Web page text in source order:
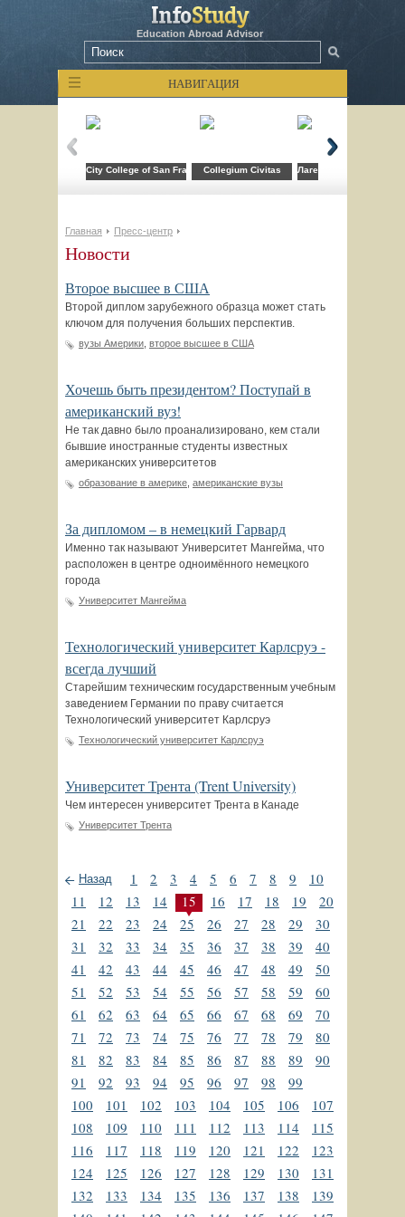
Education Abroad Advisor
НАВИГАЦИЯ
City College of San FranciscoCollegium Civitas Лагерь компьютерных
Главная Пресс-центр
Новости
Второе высшее в США
Второй диплом зарубежного образца может стать
ключом для получения больших перспектив.
вузы Америки второе высшее в США
Хочешь быть президентом? Поступай в
американский вуз!
Не так давно было проанализировано, кем стали
бывшие иностранные студенты известных
американских университетов
образование в америке американские вузы
За дипломом – в немецкий Гарвард
Именно так называют Университет Мангейма, что
расположен в центре одноимённого немецкого
города
Университет Мангейма
Технологический университет Карлсруэ -
всегда лучший
Старейшим техническим государственным учебным
заведением Германии по праву считается
Технологический университет Карлсруэ
Технологический университет Карлсруэ
Университет Трента (Trent University)
Чем интересен университет Трента в Канаде
Университет Трента
Назад 1 2 3 4 5 6 7 8 9
10
11
12 13 14 15 16 17 18 19
20
21
22 23 24 25 26 27 28 29
30
31
32 33 34 35 36 37 38 39
40
41
42 43 44 45 46 47 48 49
50
51
52 53 54 55 56 57 58 59
60
61
62 63 64 65 66 67 68 69
70
71
72 73 74 75 76 77 78 79
80
81
82 83 84 85 86 87 88 89
90
91
92 93 94 95 96 97 98
99
100
101 102 103 104 105 106
107
108
109 110 111 112 113 114
115
116
117 118 119 120 121 122
123
124
125 126 127 128 129 130
131
132
133 134 135 136 137 138
139